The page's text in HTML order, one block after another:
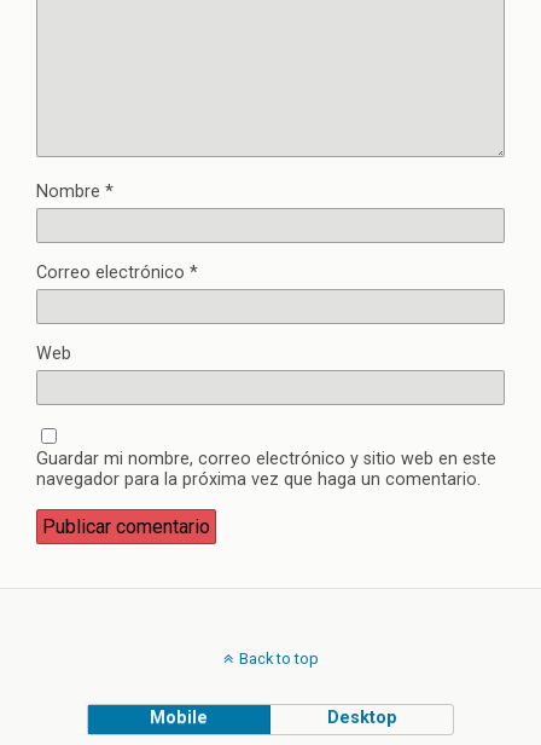
Nombre *
Correo electrónico *
Web
Guardar mi nombre, correo electrónico y sitio web en este
navegador para la próxima vez que haga un comentario.
Back to top
Mobile Desktop